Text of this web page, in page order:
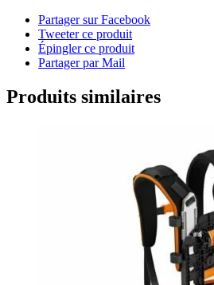
Partager sur Facebook
Tweeter ce produit
Épingler ce produit
Partager par Mail
Produits similaires